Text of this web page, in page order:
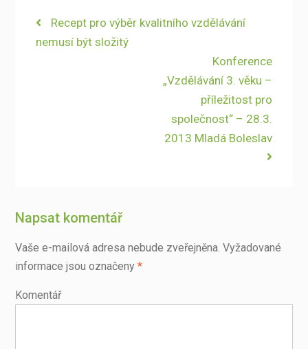
Navigace
pro
Previous
post:
Recept pro výběr kvalitního vzdělávání
nemusí být složitý
Next
post:
Konference
„Vzdělávání 3. věku –
příležitost pro
společnost“ – 28.3.
2013 Mladá Boleslav
Napsat komentář
Vaše e-mailová adresa nebude zveřejněna. Vyžadované
informace jsou označeny *
Komentář